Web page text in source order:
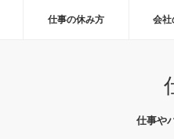
仕事の休み方 会社
仕事や